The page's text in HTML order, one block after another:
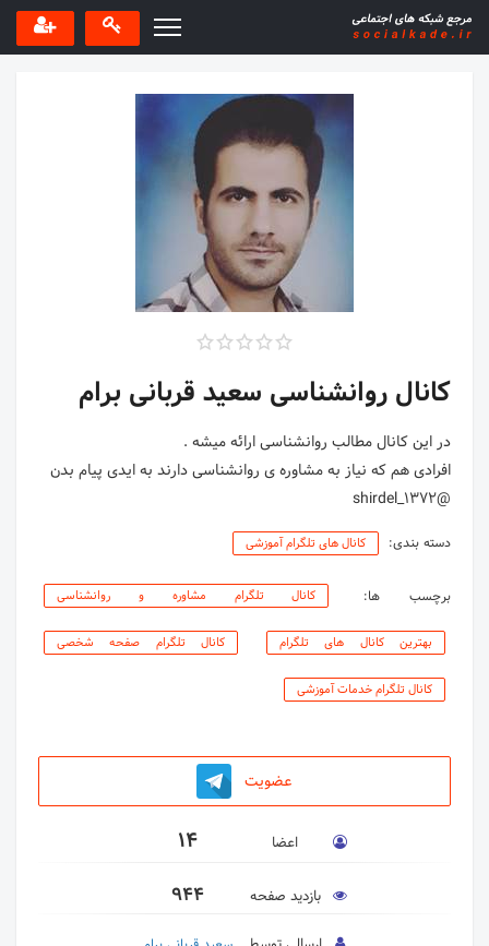
کانال روانشناسی سعید قربانی برام
@shirdel_1372
دسته بندی: کانال های تلگرام آموزشی
برچسب ها: کانال تلگرام مشاوره و روانشناسی
بهترین کانال های تلگرام کانال تلگرام صفحه شخصی
کانال تلگرام خدمات آموزشی
عضویت
اعضا 14
بازدید صفحه 944